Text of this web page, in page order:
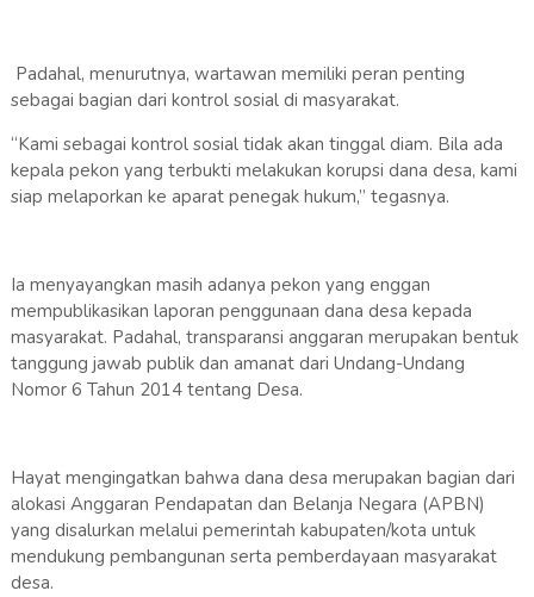
Padahal, menurutnya, wartawan memiliki peran penting
sebagai bagian dari kontrol sosial di masyarakat.
“Kami sebagai kontrol sosial tidak akan tinggal diam. Bila ada
kepala pekon yang terbukti melakukan korupsi dana desa, kami
siap melaporkan ke aparat penegak hukum,” tegasnya.
Ia menyayangkan masih adanya pekon yang enggan
mempublikasikan laporan penggunaan dana desa kepada
masyarakat. Padahal, transparansi anggaran merupakan bentuk
tanggung jawab publik dan amanat dari Undang-Undang
Nomor 6 Tahun 2014 tentang Desa.
Hayat mengingatkan bahwa dana desa merupakan bagian dari
alokasi Anggaran Pendapatan dan Belanja Negara (APBN)
yang disalurkan melalui pemerintah kabupaten/kota untuk
mendukung pembangunan serta pemberdayaan masyarakat
desa.